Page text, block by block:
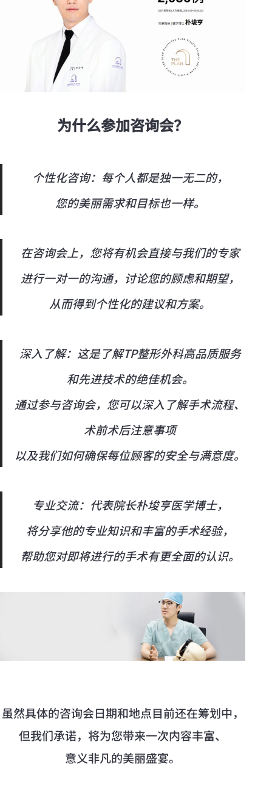
为什么参加咨询会？
个性化咨询：每个人都是独一无二的，
您的美丽需求和目标也一样。
在咨询会上，您将有机会直接与我们的专家
进行一对一的沟通， 讨论您的顾虑和期望，
从而得到个性化的建议和方案。
深入了解：这是了解TP整形外科高品质服务
和先进技术的绝佳机会。
通过参与咨询会，您可以深入了解手术流程、
术前术后注意事项
以及我们如何确保每位顾客的安全与满意度。
专业交流：代表院长朴埈亨医学博士，
将分享他的专业知识和丰富的手术经验，
帮助您对即将进行的手术有更全面的认识。
虽然具体的咨询会日期和地点目前还在筹划中，
但我们承诺，将为您带来一次内容丰富、
意义非凡的美丽盛宴。